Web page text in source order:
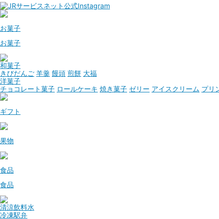
お菓子
お菓子
和菓子
きびだんご 羊羹 饅頭 煎餅 大福
洋菓子
チョコレート菓子 ロールケーキ 焼き菓子 ゼリー アイスクリーム プリ
ギフト
果物
食品
食品
清涼飲料水
冷凍駅弁